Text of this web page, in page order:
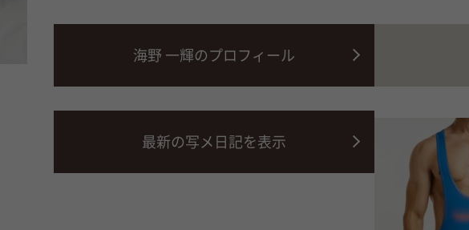
海野 一輝のプロフィール
最新の写メ日記を表示